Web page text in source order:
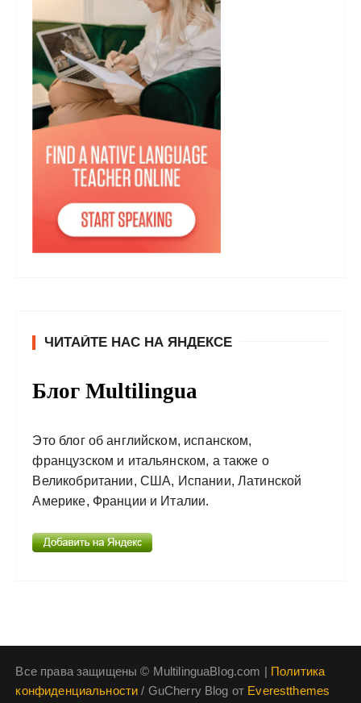
ЧИТАЙТЕ НАС НА ЯНДЕКСЕ
Блог Multilingua
Это блог об английском, испанском,
французском и итальянском, а также о
Великобритании, США, Испании, Латинской
Америке, Франции и Италии.
Все права защищены © MultilinguaBlog.com | Политика
конфиденциальности / GuCherry Blog от Everestthemes